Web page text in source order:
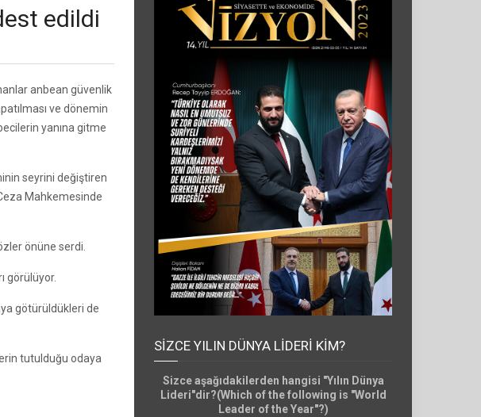
edildi
anbean güvenlik
ve dönemin
yanına gitme
seyrini değiştiren
Mahkemesinde
önüne serdi.
görülüyor.
götürüldükleri de
tutulduğu odaya
SIZCE YILIN DÜNYA LIDERI KIM?
Sizce aşağıdakilerden hangisi "Yılın Dünya
Lideri"dir?(Which of the following is "World
Leader of the Year"?)